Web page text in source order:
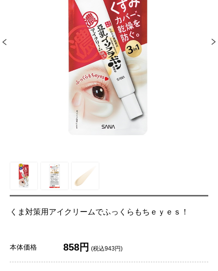
くま対策用アイクリームでふっくらもちｅｙｅｓ！
本体価格 858円 (税込943円)